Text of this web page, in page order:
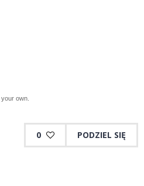
your own.
0 PODZIEL SIĘ